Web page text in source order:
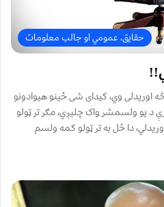
حقایق، عمومي او جالب معلومات
اوریدلی وي، کیدای شی ځینو هیوادونو
یو ولسمشر واک چلیږي، مګر تر ټولو
دا ځل به تر ټولو کمه ولسم